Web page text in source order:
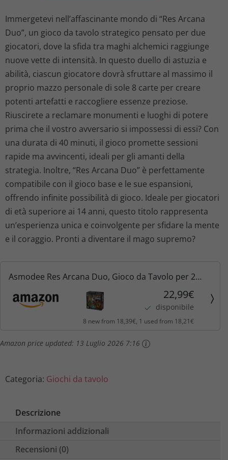
Immergetevi nell’affascinante mondo di “Res Arcana
Duo”, un gioco da tavolo strategico pensato per due
giocatori, dove la sfida tra maghi alchemici raggiunge
nuove vette di intensità. In questo duello di astuzia e
abilità, ciascun giocatore dovrà sfruttare al massimo il
proprio mazzo personale di sole 8 carte per creare
potenti artefatti e raccogliere essenze preziose.
Riuscirete a reclamare monumenti e luoghi di potere
prima che il vostro avversario si impossessi di essi? Con
una durata di 40 minuti, il gioco promette sessioni
rapide ma avvincenti, ideali per gli amanti della
strategia. Inoltre, “Res Arcana Duo” è perfettamente
compatibile con il gioco base e le sue espansioni,
offrendo infinite possibilità di gioco. Ideale per giocatori
di età superiore ai 14 anni, questo titolo rappresenta
un’esperienza unica e coinvolgente per sfidare la mente
e il coraggio. Pronti a diventare il mago supremo?
Asmodee Res Arcana Duo, Gioco da Tavolo per 2
Giocatori, 14+ Anni, Edizione in Italiano
22,99€
disponibile
8 new from 18,39€, 1 used from 18,21€
Amazon price updated: 13 Luglio 2026 7:16
Categoria: Giochi da tavolo
Descrizione
Informazioni addizionali
Recensioni (0)